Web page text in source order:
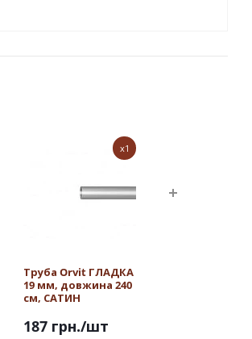
x1
Труба Orvit ГЛАДКА
19 мм, довжина 240
см, САТИН
187 грн./шт